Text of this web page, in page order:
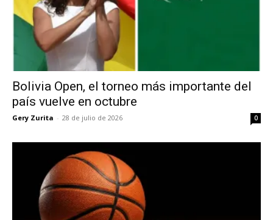
Bolivia Open, el torneo más importante del
país vuelve en octubre
Gery Zurita - 28 de julio de 2026 0